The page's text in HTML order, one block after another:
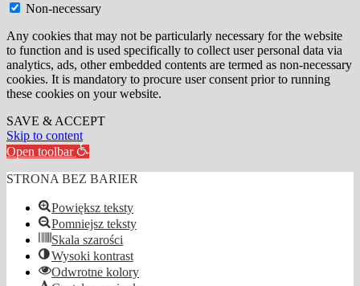
Non-necessary
Any cookies that may not be particularly necessary for the website
to function and is used specifically to collect user personal data via
analytics, ads, other embedded contents are termed as non-necessary
cookies. It is mandatory to procure user consent prior to running
these cookies on your website.
SAVE & ACCEPT
Skip to content
Open toolbar
STRONA BEZ BARIER
Powiększ teksty
Pomniejsz teksty
Skala szarości
Wysoki kontrast
Odwrotne kolory